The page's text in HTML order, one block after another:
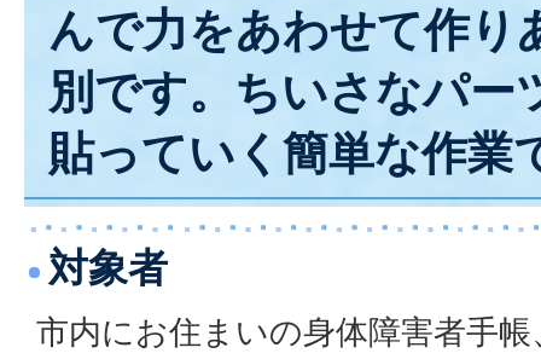
んで力をあわせて作り
別です。ちいさなパー
貼っていく簡単な作業
対象者
市内にお住まいの身体障害者手